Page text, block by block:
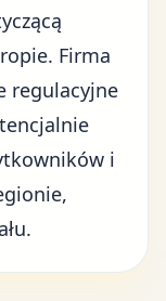
Firma
regulacyjne
i